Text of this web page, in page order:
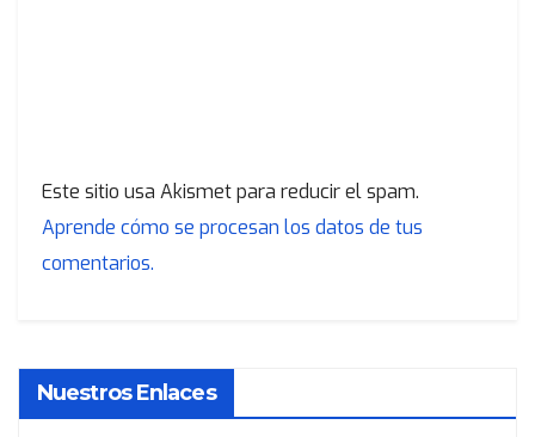
Este sitio usa Akismet para reducir el spam.
Aprende cómo se procesan los datos de tus
comentarios.
Nuestros Enlaces